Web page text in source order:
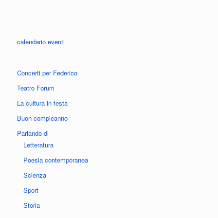
calendario eventi
Concerti per Federico
Teatro Forum
La cultura in festa
Buon compleanno
Parlando di
Letteratura
Poesia contemporanea
Scienza
Sport
Storia